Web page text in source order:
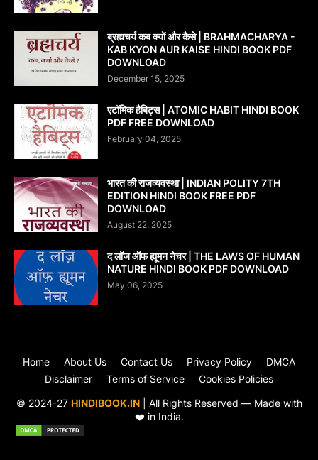
ब्रह्मचर्य कब क्यों और कैसे | BRAHMACHARYA -
KAB KYON AUR KAISE HINDI BOOK PDF
DOWNLOAD
December 15, 2025
एटॉमिक हैबिट्स | ATOMIC HABIT HINDI BOOK
PDF FREE DOWNLOAD
February 04, 2025
भारत की राजव्यवस्था | INDIAN POLITY 7TH
EDITION HINDI BOOK FREE PDF
DOWNLOAD
August 22, 2025
द लॉज ऑफ ह्यूमन नेचर | THE LAWS OF HUMAN
NATURE HINDI BOOK PDF DOWNLOAD
May 06, 2025
© 2024-27 HINDIBOOK.IN| All Rights Reserved — Made with
❤️ in India.
Home About Us Contact Us Privacy Policy
DMCA
Disclaimer
Terms of Service Cookies Policies